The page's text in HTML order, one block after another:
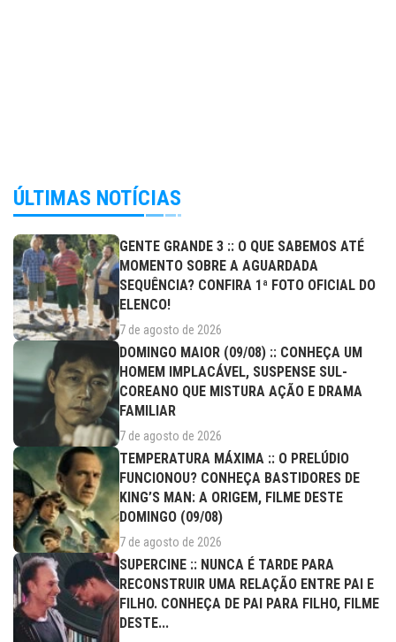
ÚLTIMAS NOTÍCIAS
GENTE GRANDE 3 :: O QUE SABEMOS ATÉ
MOMENTO SOBRE A AGUARDADA
SEQUÊNCIA? CONFIRA 1ª FOTO OFICIAL DO
ELENCO!
7 de agosto de 2026
DOMINGO MAIOR (09/08) :: CONHEÇA UM
HOMEM IMPLACÁVEL, SUSPENSE SUL-
COREANO QUE MISTURA AÇÃO E DRAMA
FAMILIAR
7 de agosto de 2026
TEMPERATURA MÁXIMA :: O PRELÚDIO
FUNCIONOU? CONHEÇA BASTIDORES DE
KING’S MAN: A ORIGEM, FILME DESTE
DOMINGO (09/08)
7 de agosto de 2026
SUPERCINE :: NUNCA É TARDE PARA
RECONSTRUIR UMA RELAÇÃO ENTRE PAI E
FILHO. CONHEÇA DE PAI PARA FILHO, FILME
DESTE...